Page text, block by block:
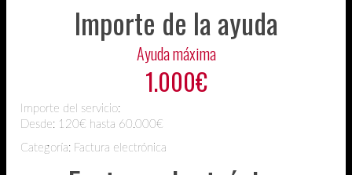
Importe de la ayuda
Ayuda máxima
1.000€
Importe del servicio:
Desde: 120€ hasta 60.000€
Categoría: Factura electrónica